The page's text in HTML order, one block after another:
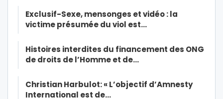
Exclusif-Sexe, mensonges et vidéo : la
victime présumée du viol est…
Histoires interdites du financement des ONG
de droits de l’Homme et de…
Christian Harbulot: « L’objectif d’Amnesty
International est de…